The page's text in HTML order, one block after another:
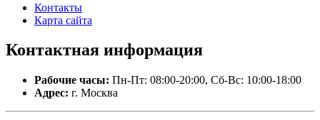
Контакты
Карта сайта
Контактная информация
Рабочие часы: Пн-Пт: 08:00-20:00, Сб-Вс: 10:00-18:00
Адрес: г. Москва